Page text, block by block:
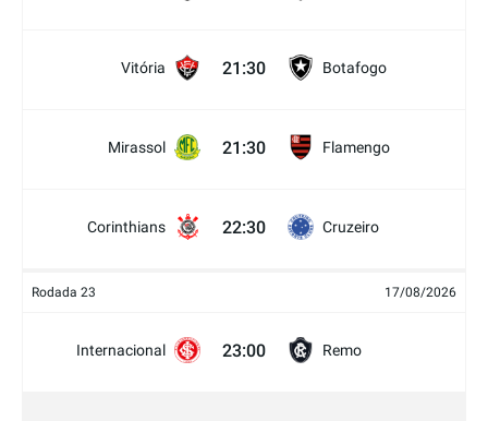
Vitória 21:30 Botafogo
Mirassol 21:30 Flamengo
Corinthians 22:30 Cruzeiro
Rodada 23 17/08/2026
Internacional 23:00 Remo